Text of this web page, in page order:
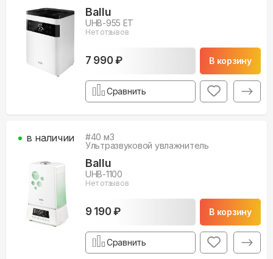
Ballu
UHB-955 ET
Нет отзывов
7 990 ₽ В корзину
Сравнить
#40 м3
Ультразвуковой увлажнитель
Ballu
UHB-1100
Нет отзывов
9 190 ₽ В корзину
в наличии
Сравнить